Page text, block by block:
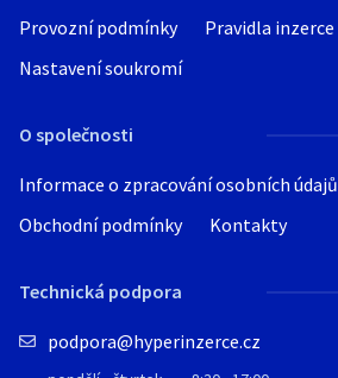
Provozní podmínky
Pravidla inzerce
Nastavení soukromí
O společnosti
Informace o zpracování osobních údajů
Obchodní podmínky
Kontakty
Technická podpora
podpora@hyperinzerce.cz